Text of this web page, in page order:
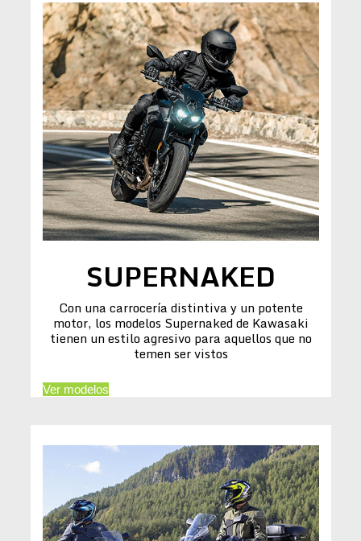
SUPERNAKED
Con una carrocería distintiva y un potente
motor, los modelos Supernaked de Kawasaki
tienen un estilo agresivo para aquellos que no
temen ser vistos
Ver modelos